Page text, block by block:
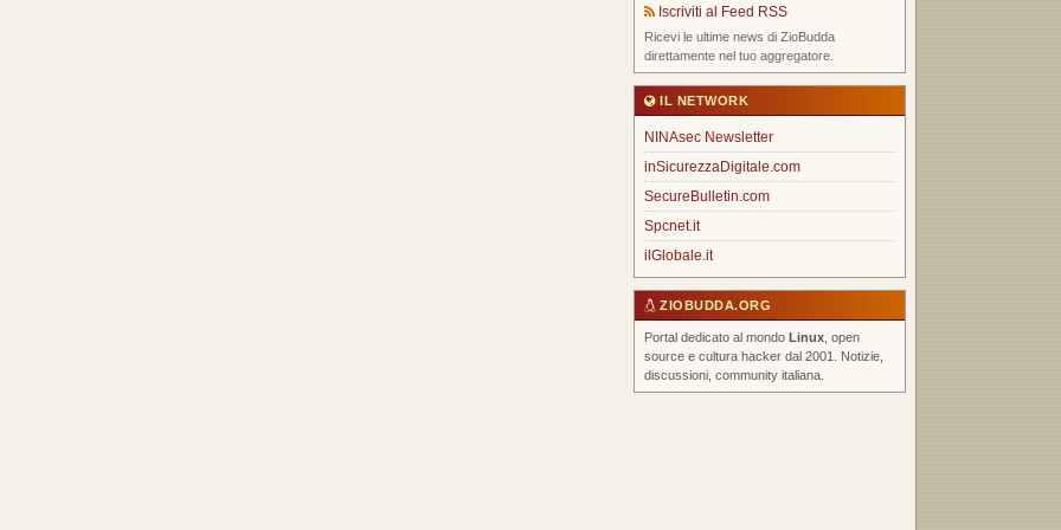
Iscriviti al Feed RSS
Ricevi le ultime news di ZioBudda
direttamente nel tuo aggregatore.
IL NETWORK
NINAsec Newsletter
inSicurezzaDigitale.com
SecureBulletin.com
Spcnet.it
ilGlobale.it
ZIOBUDDA.ORG
Portal dedicato al mondo Linux , open
source e cultura hacker dal 2001. Notizie,
discussioni, community italiana.